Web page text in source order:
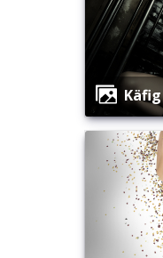
Käfig